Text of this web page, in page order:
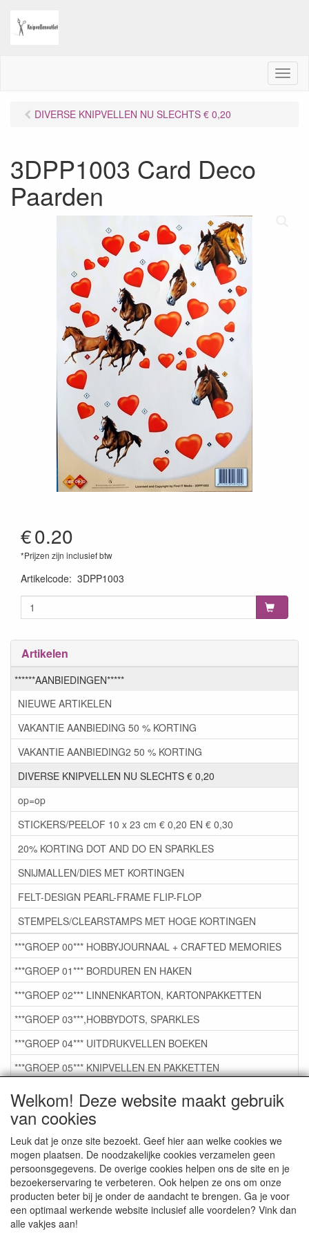
Welkom! Deze website maakt gebruik
van cookies
Leuk dat je onze site bezoekt. Geef hier aan welke cookies we
mogen plaatsen. De noodzakelijke cookies verzamelen geen
persoonsgegevens. De overige cookies helpen ons de site en je
bezoekerservaring te verbeteren. Ook helpen ze ons om onze
producten beter bij je onder de aandacht te brengen. Ga je voor
een optimaal werkende website inclusief alle voordelen? Vink dan
alle vakjes aan!
M
e
DIVERSE KNIPVELLEN NU SLECHTS € 0,20
3DPP1003 Card Deco
Paarden
€0.20
*Prijzen zijn inclusief btw
Artikelcode: 3DPP1003
Artikelen
******AANBIEDINGEN*****
NIEUWE ARTIKELEN
VAKANTIE AANBIEDING 50 % KORTING
VAKANTIE AANBIEDING2 50 % KORTING
DIVERSE KNIPVELLEN NU SLECHTS € 0,20
op=op
STICKERS/PEELOF 10 x 23 cm € 0,20 EN € 0,30
20% KORTING DOT AND DO EN SPARKLES
SNIJMALLEN/DIES MET KORTINGEN
FELT-DESIGN PEARL-FRAME FLIP-FLOP
STEMPELS/CLEARSTAMPS MET HOGE KORTINGEN
***GROEP 00*** HOBBYJOURNAAL + CRAFTED MEMORIES
***GROEP 01*** BORDUREN EN HAKEN
***GROEP 02*** LINNENKARTON, KARTONPAKKETTEN
***GROEP 03***,HOBBYDOTS, SPARKLES
***GROEP 04*** UITDRUKVELLEN BOEKEN
***GROEP 05*** KNIPVELLEN EN PAKKETTEN
***GROEP 06*** TAPE/LIJM SNIJMALLEN STEMPELS
***GROEP 07*** KAARTEN +SCRAP TOEBEHOREN
***GROEP 08*** TEKENEN EN KLEUREN, GELPEN,MARKER
***GROEP 09*** KRALEN EN TOEBEHOREN
***GROEP 10*** WENSKAARTEN MET ENV. €0,75
Service